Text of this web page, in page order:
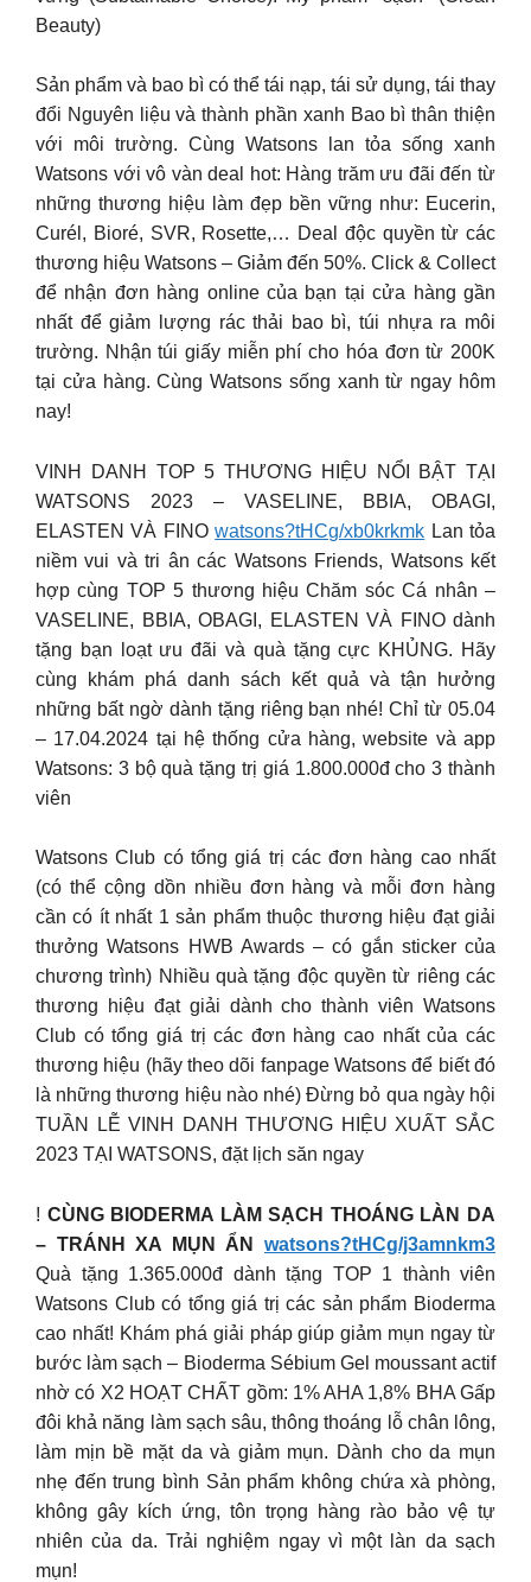
Beauty)
Sản phẩm và bao bì có thể tái nạp, tái sử dụng, tái thay
đổi Nguyên liệu và thành phần xanh Bao bì thân thiện
với môi trường. Cùng Watsons lan tỏa sống xanh
Watsons với vô vàn deal hot: Hàng trăm ưu đãi đến từ
những thương hiệu làm đẹp bền vững như: Eucerin,
Curél, Bioré, SVR, Rosette,… Deal độc quyền từ các
thương hiệu Watsons – Giảm đến 50%. Click & Collect
để nhận đơn hàng online của bạn tại cửa hàng gần
nhất để giảm lượng rác thải bao bì, túi nhựa ra môi
trường. Nhận túi giấy miễn phí cho hóa đơn từ 200K
tại cửa hàng. Cùng Watsons sống xanh từ ngay hôm
nay!
VINH DANH TOP 5 THƯƠNG HIỆU NỔI BẬT TẠI
WATSONS 2023 – VASELINE, BBIA, OBAGI,
ELASTEN VÀ FINOwatsons?tHCg/xb0krkmk Lan tỏa
niềm vui và tri ân các Watsons Friends, Watsons kết
hợp cùng TOP 5 thương hiệu Chăm sóc Cá nhân –
VASELINE, BBIA, OBAGI, ELASTEN VÀ FINO dành
tặng bạn loạt ưu đãi và quà tặng cực KHỦNG. Hãy
cùng khám phá danh sách kết quả và tận hưởng
những bất ngờ dành tặng riêng bạn nhé! Chỉ từ 05.04
– 17.04.2024 tại hệ thống cửa hàng, website và app
Watsons: 3 bộ quà tặng trị giá 1.800.000đ cho 3 thành
viên
Watsons Club có tổng giá trị các đơn hàng cao nhất
(có thể cộng dồn nhiều đơn hàng và mỗi đơn hàng
cần có ít nhất 1 sản phẩm thuộc thương hiệu đạt giải
thưởng Watsons HWB Awards – có gắn sticker của
chương trình) Nhiều quà tặng độc quyền từ riêng các
thương hiệu đạt giải dành cho thành viên Watsons
Club có tổng giá trị các đơn hàng cao nhất của các
thương hiệu (hãy theo dõi fanpage Watsons để biết đó
là những thương hiệu nào nhé) Đừng bỏ qua ngày hội
TUẦN LỄ VINH DANH THƯƠNG HIỆU XUẤT SẮC
2023 TẠI WATSONS, đặt lịch săn ngay
! CÙNG BIODERMA LÀM SẠCH THOÁNG LÀN DA
– TRÁNH XA MỤN ẨN watsons?tHCg/j3amnkm3
Quà tặng 1.365.000đ dành tặng TOP 1 thành viên
Watsons Club có tổng giá trị các sản phẩm Bioderma
cao nhất! Khám phá giải pháp giúp giảm mụn ngay từ
bước làm sạch – Bioderma Sébium Gel moussant actif
nhờ có X2 HOẠT CHẤT gồm: 1% AHA 1,8% BHA Gấp
đôi khả năng làm sạch sâu, thông thoáng lỗ chân lông,
làm mịn bề mặt da và giảm mụn. Dành cho da mụn
nhẹ đến trung bình Sản phẩm không chứa xà phòng,
không gây kích ứng, tôn trọng hàng rào bảo vệ tự
nhiên của da. Trải nghiệm ngay vì một làn da sạch
mụn!